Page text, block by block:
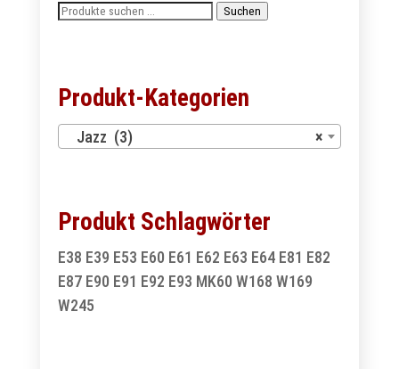
Suchen
Suchen
Produkt-Kategorien
×
Jazz (3)
Produkt Schlagwörter
E38 E39 E53 E60 E61 E62 E63 E64 E81 E82
E87 E90 E91 E92 E93 MK60 W168 W169
W245